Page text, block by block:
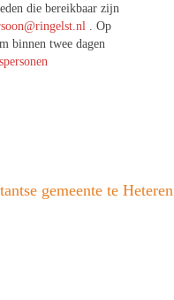
die bereikbaar zijn
. Op
binnen twee dagen
gemeente te Heteren